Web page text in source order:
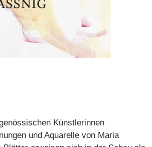
Künstlerinnen
und Aquarelle von Maria